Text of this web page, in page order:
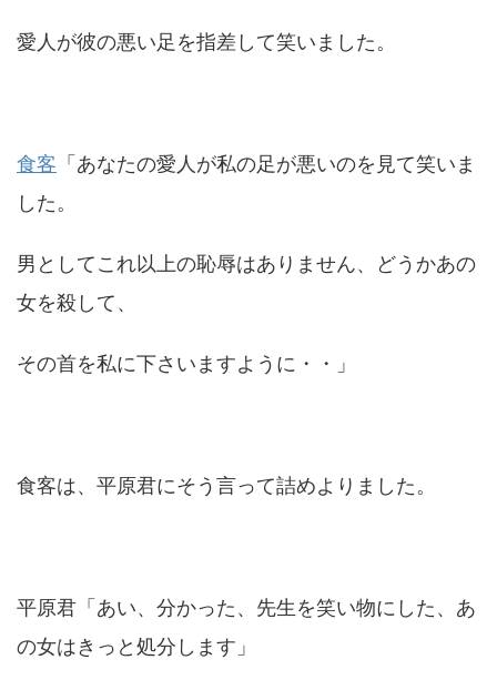
愛人が彼の悪い足を指差して笑いました。
食客 「あなたの愛人が私の足が悪いのを見て笑いま
した。
男としてこれ以上の恥辱はありません、どうかあの
女を殺して、
その首を私に下さいますように・・」
食客は、平原君にそう言って詰めよりました。
平原君「あい、分かった、先生を笑い物にした、あ
の女はきっと処分します」